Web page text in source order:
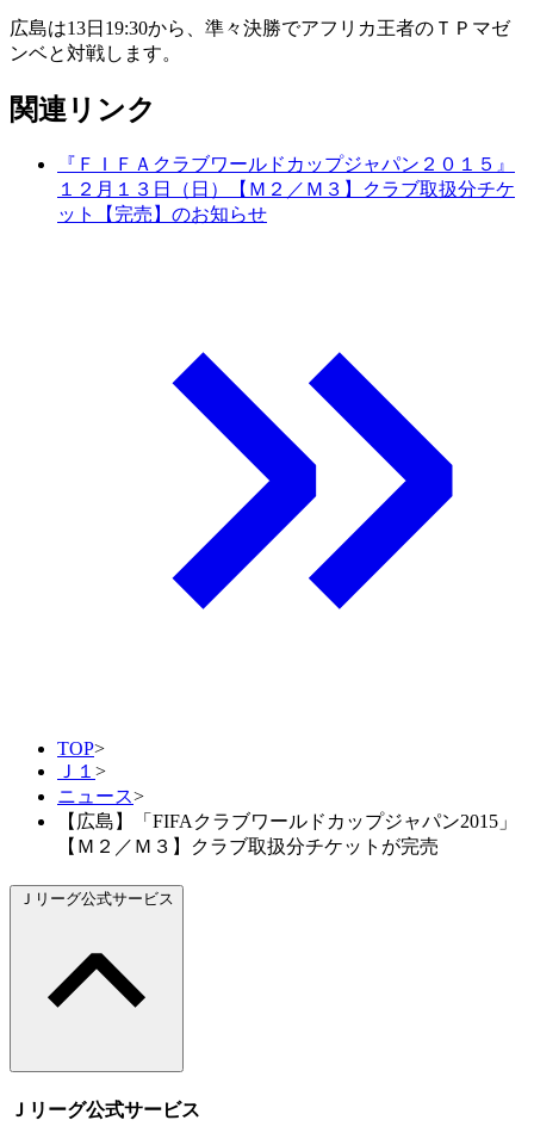
広島は13日19:30から、準々決勝でアフリカ王者のＴＰマゼ
ンベと対戦します。
関連リンク
『ＦＩＦＡクラブワールドカップジャパン２０１５』
１２月１３日（日）【Ｍ２／Ｍ３】クラブ取扱分チケ
ット【完売】のお知らせ
TOP>
Ｊ１ >
ニュース>
【広島】「FIFAクラブワールドカップジャパン2015」
【Ｍ２／Ｍ３】クラブ取扱分チケットが完売
Ｊリーグ公式サービス
Ｊリーグ公式サービス